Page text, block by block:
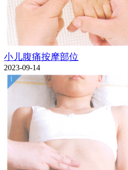
小儿腹痛按摩部位
2023-09-14